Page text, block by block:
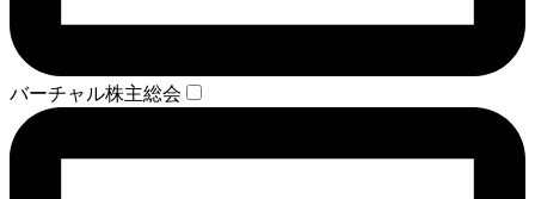
バーチャル株主総会